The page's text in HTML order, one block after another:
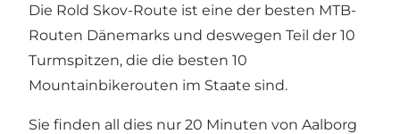
Die Rold Skov-Route ist eine der besten MTB-
Routen Dänemarks und deswegen Teil der 10
Turmspitzen, die die besten 10
Mountainbikerouten im Staate sind.
Sie finden all dies nur 20 Minuten von Aalborg